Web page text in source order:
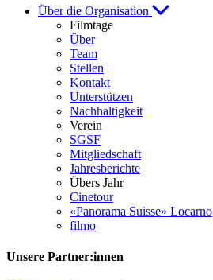
Über die Organisation
Filmtage
Über
Team
Stellen
Kontakt
Unterstützen
Nachhaltigkeit
Verein
SGSF
Mitgliedschaft
Jahresberichte
Übers Jahr
Cinetour
«Panorama Suisse» Locarno
filmo
Unsere Partner:innen